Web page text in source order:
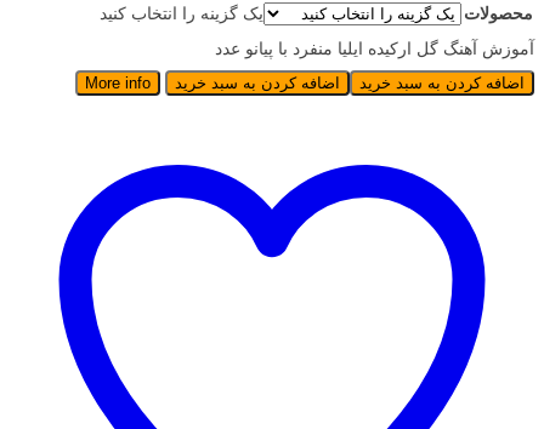
محصولات
یک گزینه را انتخاب کنید
آموزش آهنگ گل ارکیده ایلیا منفرد با پیانو عدد
اضافه کردن به سبد خرید اضافه کردن به سبد خرید More info